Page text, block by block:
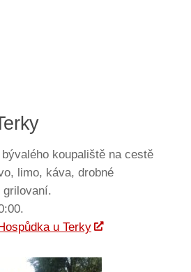
koupaliště na cestě
limo, káva, drobné
grilovaní.
u Terky